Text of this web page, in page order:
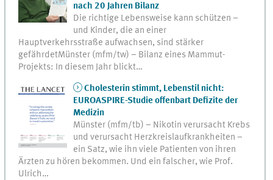
nach 20 Jahren Bilanz
Die richtige Lebensweise kann schützen –
und Kinder, die an einer
Hauptverkehrsstraße aufwachsen, sind stärker
gefährdetMünster (mfm/tw) – Bilanz eines Mammut-
Projekts: In diesem Jahr blickt…
Cholesterin stimmt, Lebenstil nicht:
EUROASPIRE-Studie offenbart Defizite der
Medizin
Münster (mfm/tb) – Nikotin verursacht Krebs
und verursacht Herzkreislaufkrankheiten –
ein Satz, wie ihn viele Patienten von ihren
Ärzten zu hören bekommen. Und ein falscher, wie Prof.
Ulrich…